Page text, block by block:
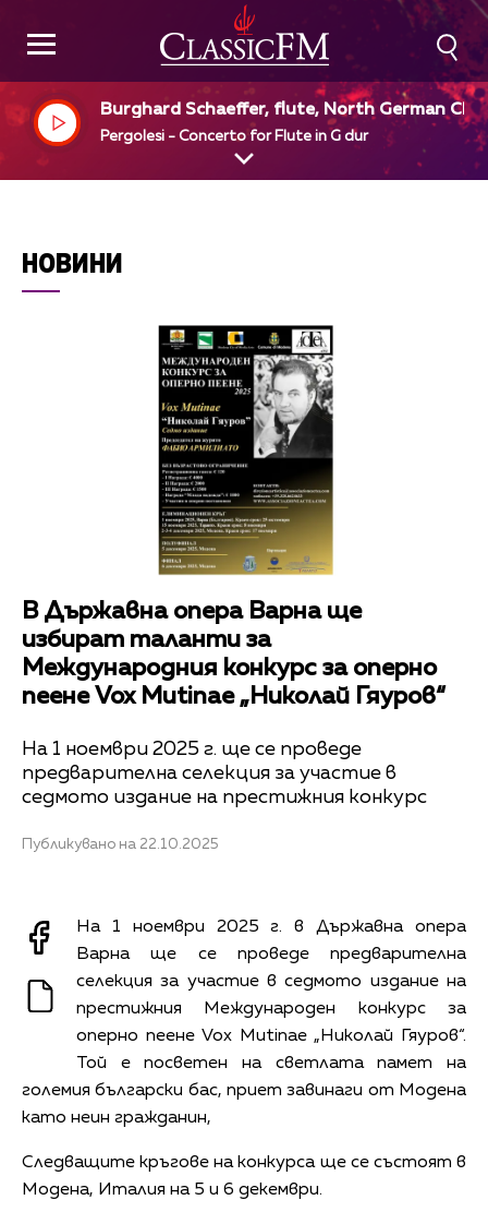
Burghard Schaeffer, flute, North German
ber Orchestra, Mathieu Lange, dir
Pergolesi - Concerto for Flute in G dur
НОВИНИ
В Държавна опера Варна ще
избират таланти за
Международния конкурс за оперно
пеене Vox Mutinae „Николай Гяуров“
На 1 ноември 2025 г. ще се проведе
предварителна селекция за участие в
седмото издание на престижния конкурс
Публикувано на 22.10.2025
На 1 ноември 2025 г. в Държавна опера
Варна ще се проведе предварителна
селекция за участие в седмото издание на
престижния Международен конкурс за
оперно пеене Vox Mutinae „Николай Гяуров“.
Той е посветен на светлата памет на
големия български бас, приет завинаги от Модена
като неин гражданин,
Следващите кръгове на конкурса ще се състоят в
Модена, Италия на 5 и 6 декември.